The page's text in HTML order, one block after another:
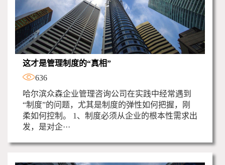
这才是管理制度的“真相”
636
哈尔滨众森企业管理咨询公司在实践中经常遇到
“制度”的问题，尤其是制度的弹性如何把握，刚
柔如何控制。 1、制度必须从企业的根本性需求出
发，是对企···